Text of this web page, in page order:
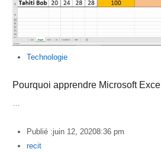
Technologie
Pourquoi apprendre Microsoft Excel
…
Publié :juin 12, 20208:36 pm
Author
recit